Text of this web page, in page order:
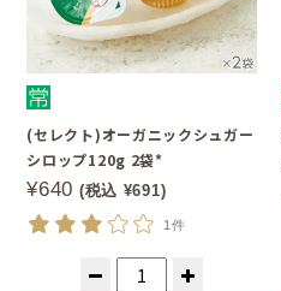
(セレクト)オーガニックシュガー
シロップ120g 2袋*
¥640 (税込 ¥691)
1件